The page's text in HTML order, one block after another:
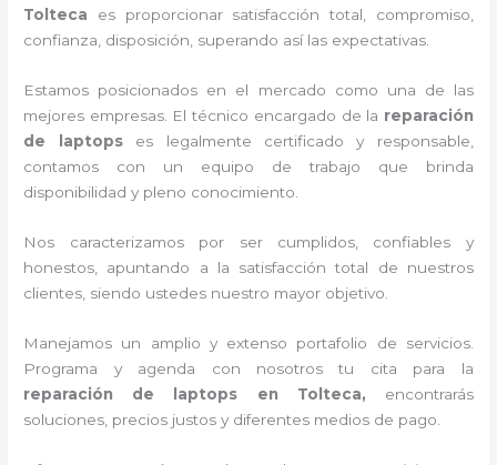
Tolteca es proporcionar satisfacción total, compromiso,
confianza, disposición, superando así las expectativas.
Estamos posicionados en el mercado como una de las
mejores empresas. El técnico encargado de la reparación
de laptops es legalmente certificado y responsable,
contamos con un equipo de trabajo que brinda
disponibilidad y pleno conocimiento.
Nos caracterizamos por ser cumplidos, confiables y
honestos, apuntando a la satisfacción total de nuestros
clientes, siendo ustedes nuestro mayor objetivo.
Manejamos un amplio y extenso portafolio de servicios.
Programa y agenda con nosotros tu cita para la
reparación de laptops en Tolteca, encontrarás
soluciones, precios justos y diferentes medios de pago.